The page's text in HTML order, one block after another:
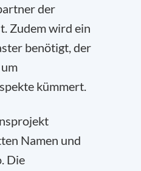
der
Zudem wird ein
benötigt, der
kümmert.
Namen und
Die